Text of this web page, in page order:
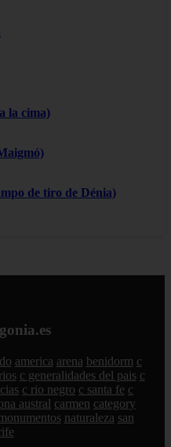
la cima)
de tiro de Dénia)
america arena benidorm c
c generalidades del pais c
c rio negro c santa fe c
austral carmen category
naturaleza san